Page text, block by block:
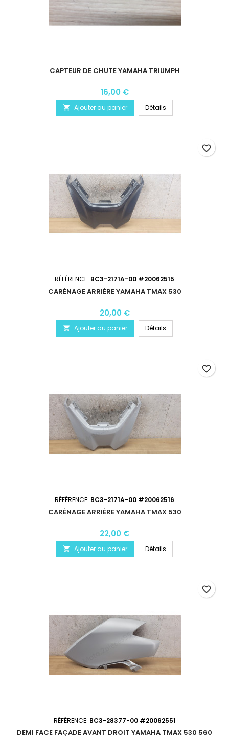
CAPTEUR DE CHUTE YAMAHA TRIUMPH
16,00 €
 Ajouter au panier Détails
RÉFÉRENCE: BC3-2171A-00 #20062515
CARÉNAGE ARRIÈRE YAMAHA TMAX 530
20,00 €
 Ajouter au panier Détails
favorite_border
RÉFÉRENCE: BC3-2171A-00 #20062516
CARÉNAGE ARRIÈRE YAMAHA TMAX 530
22,00 €
 Ajouter au panier Détails
favorite_border
RÉFÉRENCE: BC3-28377-00 #20062551
DEMI FACE FAÇADE AVANT DROIT YAMAHA TMAX 530 560
favorite_border